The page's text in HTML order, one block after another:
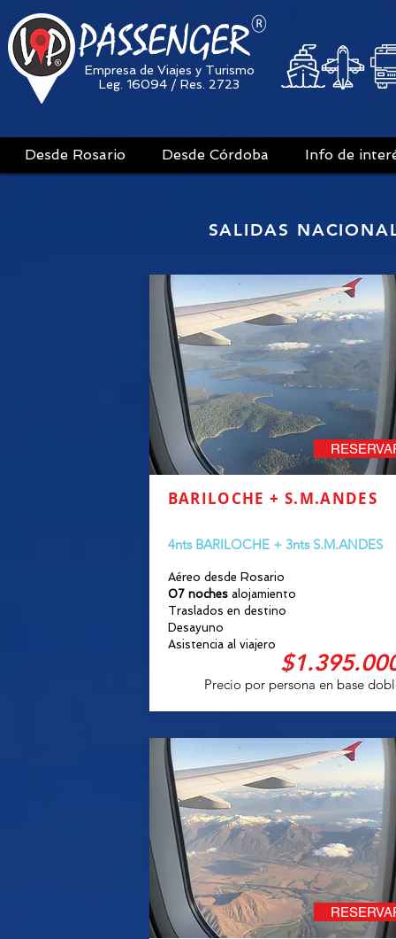
PASSENGER
Empresa de Viajes y Turismo
Leg. 16094 / Res. 2723
Desde Rosario Desde Córdoba Info de
SALIDAS
BARILOCHE + S.M.ANDES
4nts BARILOCHE + 3nts S.M.ANDES
Aéreo desde Rosario
07 nochesalojamiento
Traslados en destino
Desayuno
Asistencia al viajero
Precio por persona en base